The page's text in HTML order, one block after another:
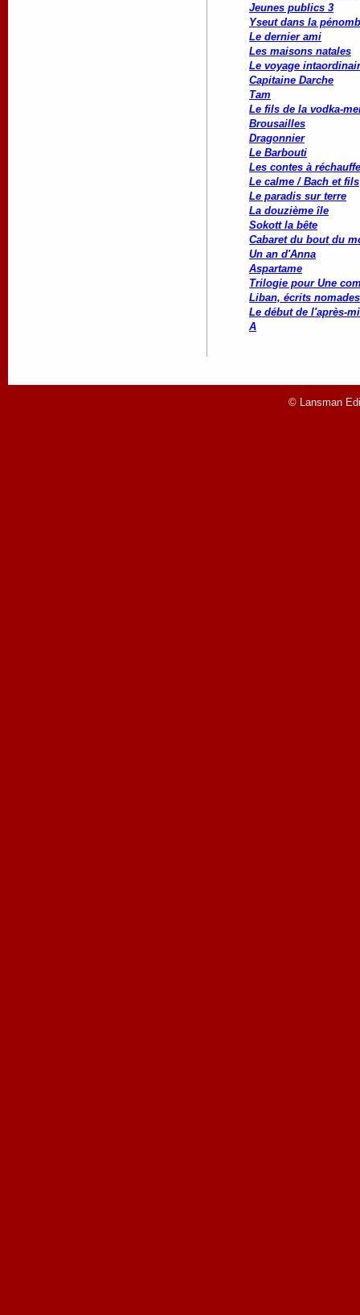
Jeunes publics 3
Yseut dans la
Le dernier ami
Les maisons natales
Le voyage
Capitaine Darche
Tam
Le fils de la vodka-
Brousailles
Dragonnier
Le Barbouti
Les contes à
Le calme / Bach et fils
Le paradis sur terre
La douzième île
Sokott la bête
Cabaret du bout du
Un an d'Anna
Aspartame
Trilogie pour Une
Liban, écrits
Le début de l'après-
A
© Lansman